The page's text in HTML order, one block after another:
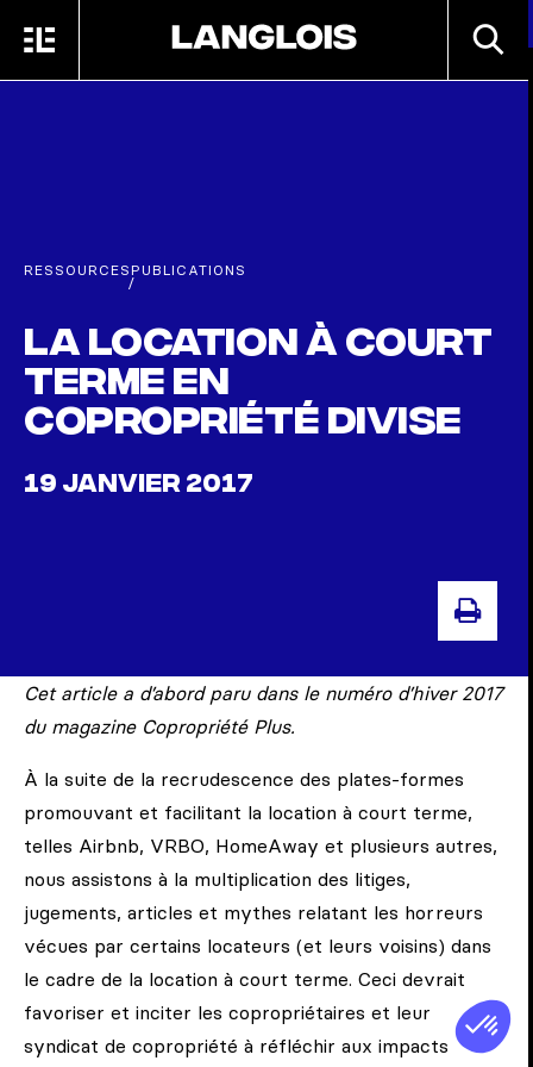
MENU
RESSOURCES
/
PUBLICATIONS
La location à court
terme en
copropriété divise
19 JANVIER 2017
Cet article a d’abord paru dans le numéro d’hiver 2017
du magazine Copropriété Plus.
À la suite de la recrudescence des plates-formes
promouvant et facilitant la location à court terme,
telles Airbnb, VRBO, HomeAway et plusieurs autres,
nous assistons à la multiplication des litiges,
jugements, articles et mythes relatant les horreurs
vécues par certains locateurs (et leurs voisins) dans
le cadre de la location à court terme. Ceci devrait
favoriser et inciter les copropriétaires et leur
syndicat de copropriété à réfléchir aux impacts